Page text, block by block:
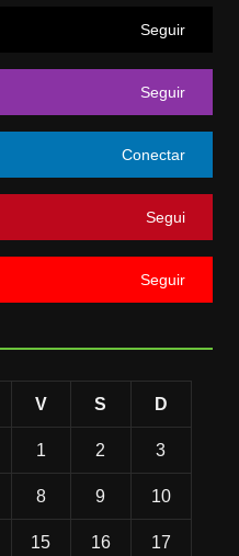
Seguir
Seguir
Conectar
Segui
Seguir
V S D
1 2 3
8 9 10
15 16 17